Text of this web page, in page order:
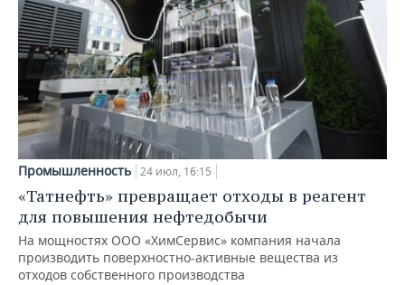
Промышленность 24 июл, 16:15
«Татнефть» превращает отходы в реагент
для повышения нефтедобычи
На мощностях ООО «ХимСервис» компания начала
производить поверхностно-активные вещества из
отходов собственного производства